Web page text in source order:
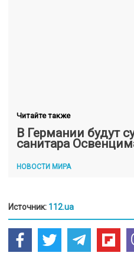
Читайте также
В Германии будут
санитара
НОВОСТИ МИРА
Источник: 112.ua